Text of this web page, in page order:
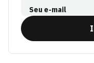
Seu e-mail